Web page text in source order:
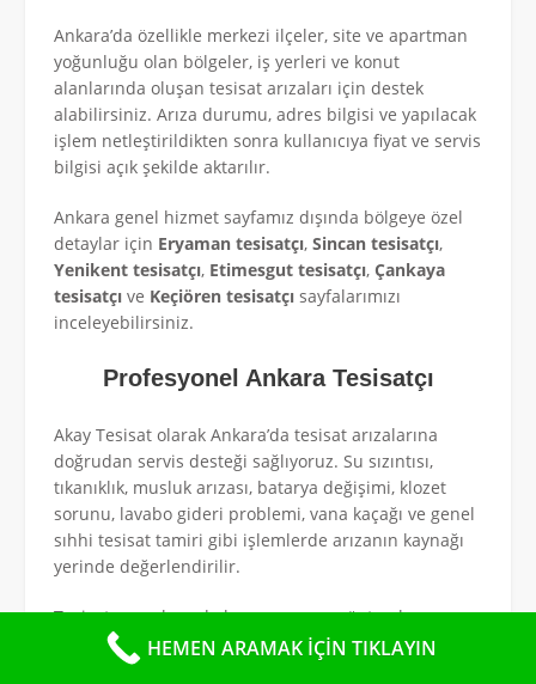
Ankara’da özellikle merkezi ilçeler, site ve apartman
yoğunluğu olan bölgeler, iş yerleri ve konut
alanlarında oluşan tesisat arızaları için destek
alabilirsiniz. Arıza durumu, adres bilgisi ve yapılacak
işlem netleştirildikten sonra kullanıcıya fiyat ve servis
bilgisi açık şekilde aktarılır.
Ankara genel hizmet sayfamız dışında bölgeye özel
detaylar için Eryaman tesisatçı, Sincan tesisatçı,
Yenikent tesisatçı, Etimesgut tesisatçı, Çankaya
tesisatçı ve Keçiören tesisatçı sayfalarımızı
inceleyebilirsiniz.
Profesyonel Ankara Tesisatçı
Akay Tesisat olarak Ankara’da tesisat arızalarına
doğrudan servis desteği sağlıyoruz. Su sızıntısı,
tıkanıklık, musluk arızası, batarya değişimi, klozet
sorunu, lavabo gideri problemi, vana kaçağı ve genel
sıhhi tesisat tamiri gibi işlemlerde arızanın kaynağı
yerinde değerlendirilir.
Tesisat sorunlarında her arıza aynı yöntemle
çözülmez. Bu nedenle önce sorunun temiz su
hattından mı, gider hattından mı, bağlantı
HEMEN ARAMAK İÇİN TIKLAYIN